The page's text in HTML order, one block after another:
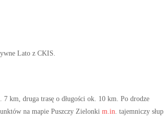
Lato z CKIS.
7 km, druga trasę o długości ok. 10 km. Po drodze
na mapie Puszczy Zielonki m.in . tajemniczy słup.